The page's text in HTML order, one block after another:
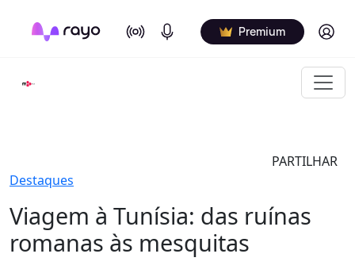
On Air Podcasts Premium Log in
PARTILHAR
Destaques
Viagem à Tunísia: das ruínas
romanas às mesquitas